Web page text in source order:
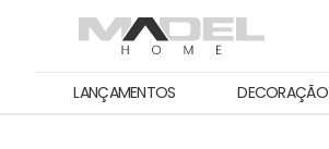
LANÇAMENTOS DECORAÇÃO